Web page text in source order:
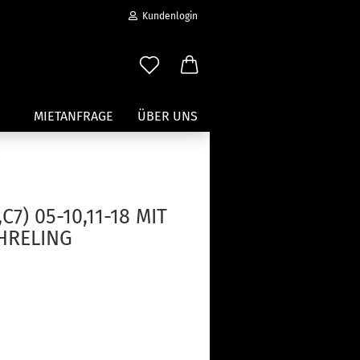
Kundenlogin
MIETANFRAGE ÜBER UNS
Paddleboard Traeger
und Kanuträger
Träger für Surfbretter
05-10,11-18 MIT